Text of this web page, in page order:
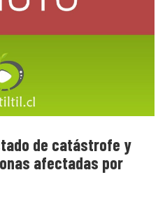
de catástrofe y
afectadas por